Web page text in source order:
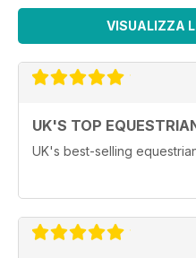
VISUALIZZA
UK'S TOP
UK's best-selling